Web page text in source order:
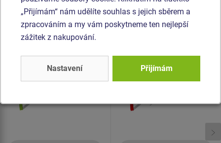
Opičí dráha Balanční
celokovová (v.p. 1 m)
„Přijímám“ nám udělíte souhlas s jejich sběrem a
zpracováním a my vám poskytneme ten nejlepší
zážitek z nakupování.
Nastavení Přijímám